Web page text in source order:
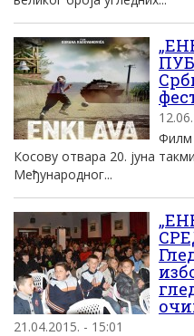
Филм
Косову отвара 20. јуна
Међународног...
21.04.2015. - 15:01